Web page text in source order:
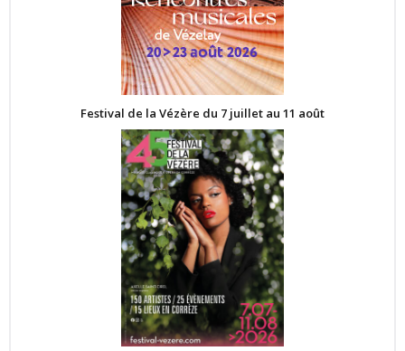
Festival de la Vézère du 7 juillet au 11 août